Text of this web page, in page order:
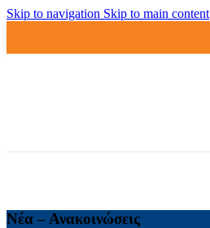
Skip to navigation Skip to main content
Νέα – Ανακοινώσεις